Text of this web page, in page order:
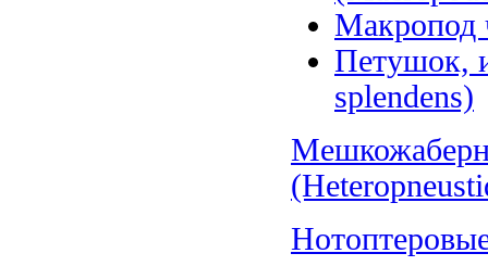
Макропод
Петушок,
splendens)